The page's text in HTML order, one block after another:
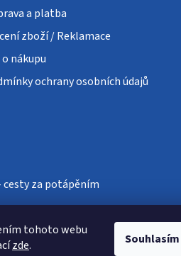
tohoto webu
zde. Souhlasím
a platba
zboží / Reklamace
o nákupu
ochrany osobních údajů
cesty za potápěním